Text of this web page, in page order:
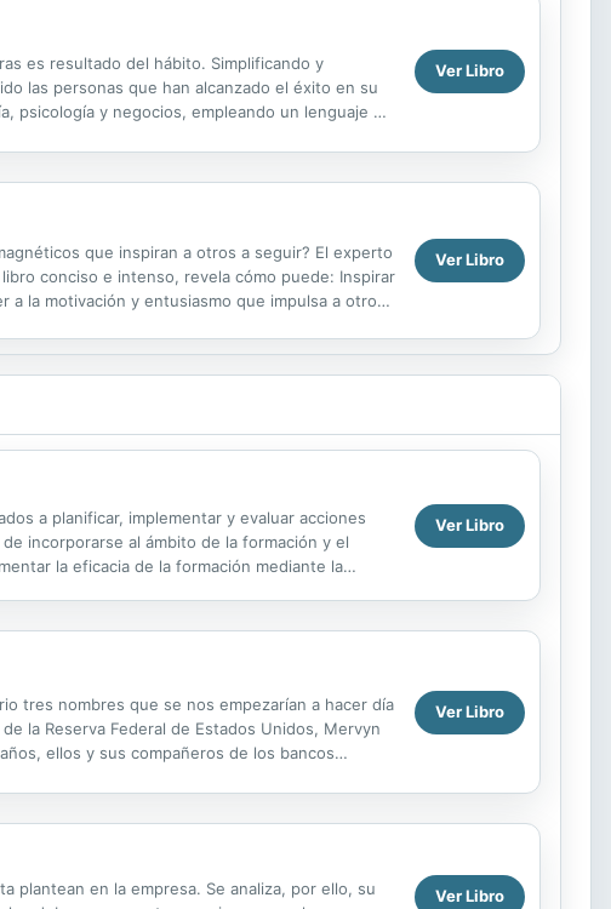
es resultado del hábito. Simplificando y
las personas que han alcanzado el éxito en su
psicología y negocios, empleando un lenguaje de
Ver Libro
que inspiran a otros a seguir? El experto
conciso e intenso, revela cómo puede: Inspirar
la motivación y entusiasmo que impulsa a otros
Ver Libro
a planificar, implementar y evaluar acciones
incorporarse al ámbito de la formación y el
la eficacia de la formación mediante la
Ver Libro
tres nombres que se nos empezarían a hacer día
la Reserva Federal de Estados Unidos, Mervyn
ellos y sus compañeros de los bancos
Ver Libro
plantean en la empresa. Se analiza, por ello, su
Ver Libro